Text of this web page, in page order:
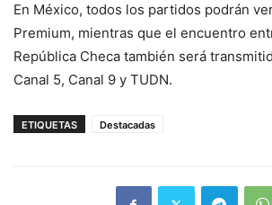
En México, todos los partidos podrán
Premium, mientras que el encuentro
República Checa también será
Canal 5, Canal 9 y TUDN.
ETIQUETAS Destacadas